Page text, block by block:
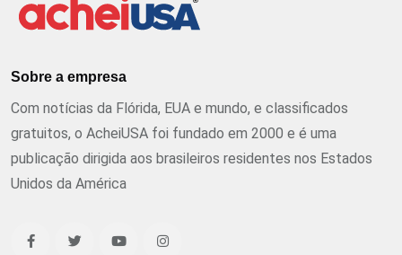
Sobre a empresa
Com notícias da Flórida, EUA e mundo, e classificados
gratuitos, o AcheiUSA foi fundado em 2000 e é uma
publicação dirigida aos brasileiros residentes nos Estados
Unidos da América